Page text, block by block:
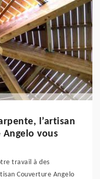
l’artisan
vous
travail à des
Couverture Angelo